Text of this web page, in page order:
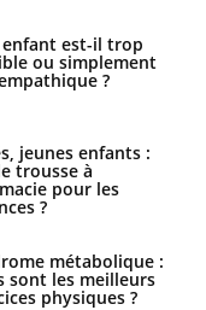
est-il trop
ou simplement
?
jeunes enfants :
trousse à
pour les
?
métabolique :
sont les meilleurs
physiques ?